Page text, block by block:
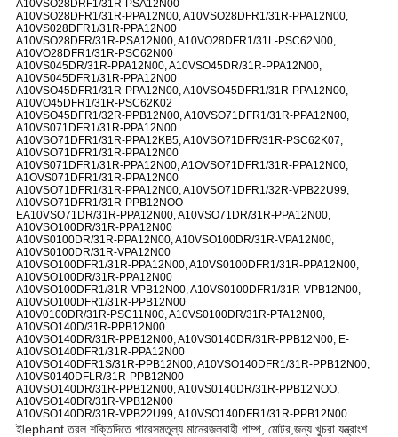
A10VSO28DRF1/31R-PSA12N00
A10VSO28DFR1/31R-PPA12N00, A10VSO28DFR1/31R-PPA12N00,
A10VS028DFR1/31R-PPA12N00
A10VSO28DFR/31R-PSA12N00, A10VO28DFR1/31L-PSC62N00,
A10VO28DFR1/31R-PSC62N00
A10VS045DR/31R-PPA12N00, A10VSO45DR/31R-PPA12N00,
A10VS045DFR1/31R-PPA12N00
A10VSO45DFR1/31R-PPA12N00, A10VSO45DFR1/31R-PPA12N00,
A10VO45DFR1/31R-PSC62K02
A10VSO45DFR1/32R-PPB12N00, A10VSO71DFR1/31R-PPA12N00,
A10VS071DFR1/31R-PPA12N00
A10VSO71DFR1/31R-PPA12KB5, A10VSO71DFR/31R-PSC62K07,
A10VSO71DFR1/31R-PPA12N00
A10VS071DFR1/31R-PPA12N00, A1OVSO71DFR1/31R-PPA12N00,
A1OVS071DFR1/31R-PPA12N00
A10VSO71DFR1/31R-PPA12N00, A10VSO71DFR1/32R-VPB22U99,
A10VSO71DFR1/31R-PPB12NOO
EA10VSO71DR/31R-PPA12N00, A10VSO71DR/31R-PPA12N00,
A10VSO100DR/31R-PPA12N00
A10VS0100DR/31R-PPA12N00, A10VSO100DR/31R-VPA12N00,
A10VS0100DR/31R-VPA12N00
A10VSO100DFR1/31R-PPA12N00, A10VS0100DFR1/31R-PPA12N00,
A10VSO100DR/31R-PPA12N00
A10VSO100DFR1/31R-VPB12N00, A10VS0100DFR1/31R-VPB12N00,
A10VSO100DFR1/31R-PPB12N00
A10V0100DR/31R-PSC11N00, A10VS0100DR/31R-PTA12N00,
A10VSO140D/31R-PPB12N00
A10VSO140DR/31R-PPB12N00, A10VS0140DR/31R-PPB12N00, E-
A10VSO140DFR1/31R-PPA12N00
A10VSO140DFR1S/31R-PPB12N00, A10VSO140DFR1/31R-PPB12N00,
A10VS0140DFLR/31R-PPB12N00
A10VSO140DR/31R-PPB12N00, A10VS0140DR/31R-PPB12NOO,
A10VSO140DR/31R-VPB12N00
A10VSO140DR/31R-VPB22U99, A10VSO140DFR1/31R-PPB12N00
ইlephant তরল শক্তিদিতে পারেসমতুল্য মানেরজলবাহী পাম্প, মোটর, জন্য খুচরা যন্ত্রাংশ